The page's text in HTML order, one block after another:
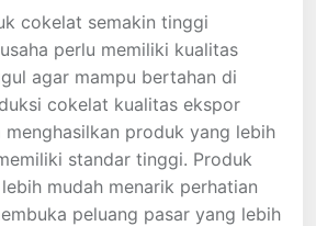
cokelat semakin tinggi
perlu memiliki kualitas
agar mampu bertahan di
cokelat kualitas ekspor
menghasilkan produk yang lebih
standar tinggi. Produk
mudah menarik perhatian
peluang pasar yang lebih